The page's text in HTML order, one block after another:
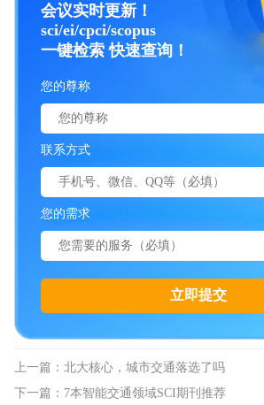
会议实时更新！
sci/ei/cpci/scopus
一键检索 快速查询！
您的尊称
联系方式
您的需求
上一篇： 北大核心，城市交通落选了吗
下一篇： 7本智能交通领域SCI期刊推荐